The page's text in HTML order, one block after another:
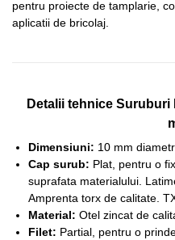
pentru proiecte de tamplarie,
aplicatii de bricolaj.
Detalii tehnice Suruburi
Dimensiuni: 10 mm
Cap surub: Plat, pentru o
suprafata materialului.
Amprenta torx de calitate.
Material: Otel zincat de
Filet: Partial, pentru o